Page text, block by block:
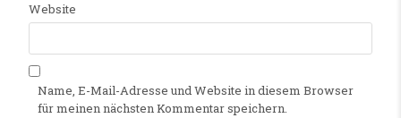
Website
Name, E-Mail-Adresse und Website in diesem Browser
für meinen nächsten Kommentar speichern.